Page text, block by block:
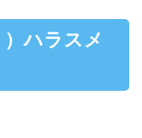
ハラスメ